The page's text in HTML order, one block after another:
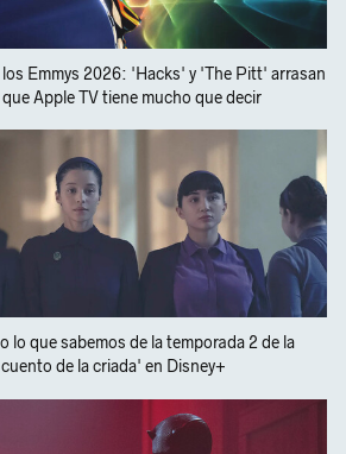
Emmys 2026: 'Hacks' y 'The Pitt' arrasan
Apple TV tiene mucho que decir
lo que sabemos de la temporada 2 de la
de la criada' en Disney+